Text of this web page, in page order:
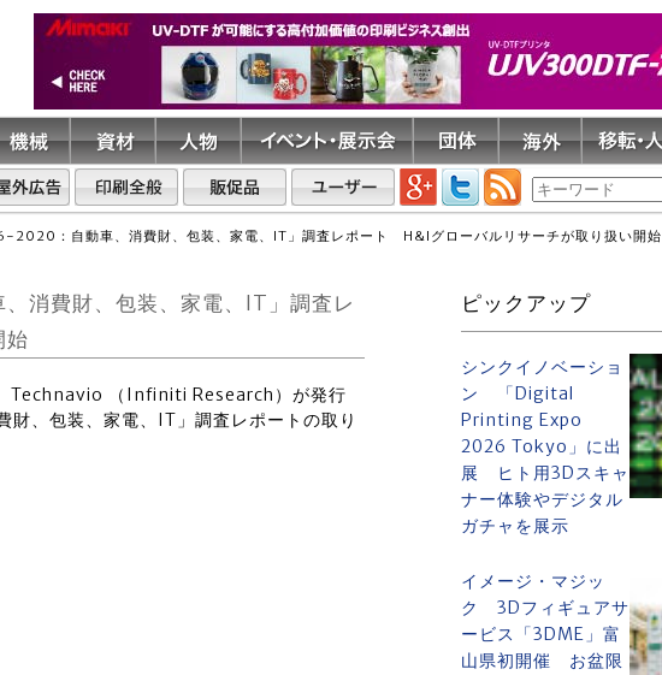
2020：自動車、消費財、包装、家電、IT」調査レポート H&Iグローバルリサーチが取り扱い開始
消費財、包装、家電、IT」調査レ
始
Technavio （Infiniti Research）が発行
、包装、家電、IT」調査レポートの取り
ピックアップ
シンクイノベーショ
ン 「Digital
Printing Expo
2026 Tokyo」に出
展 ヒト用3Dスキャ
ナー体験やデジタル
ガチャを展示
イメージ・マジッ
ク 3Dフィギュアサ
ービス「3DME」富
山県初開催 お盆限